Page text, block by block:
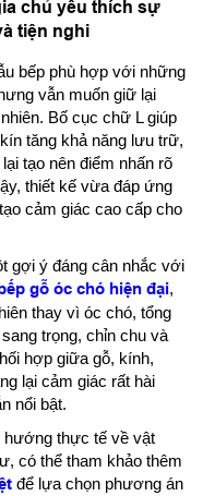
chủ yêu thích sự
tiện nghi
bếp phù hợp với những
vẫn muốn giữ lại
Bố cục chữ L giúp
tăng khả năng lưu trữ,
tạo nên điểm nhấn rõ
thiết kế vừa đáp ứng
cảm giác cao cấp cho
gợi ý đáng cân nhắc với
gỗ óc chó hiện đại,
thay vì óc chó, tổng
trọng, chỉn chu và
hợp giữa gỗ, kính,
lại cảm giác rất hài
nổi bật.
hướng thực tế về vật
có thể tham khảo thêm
để lựa chọn phương án